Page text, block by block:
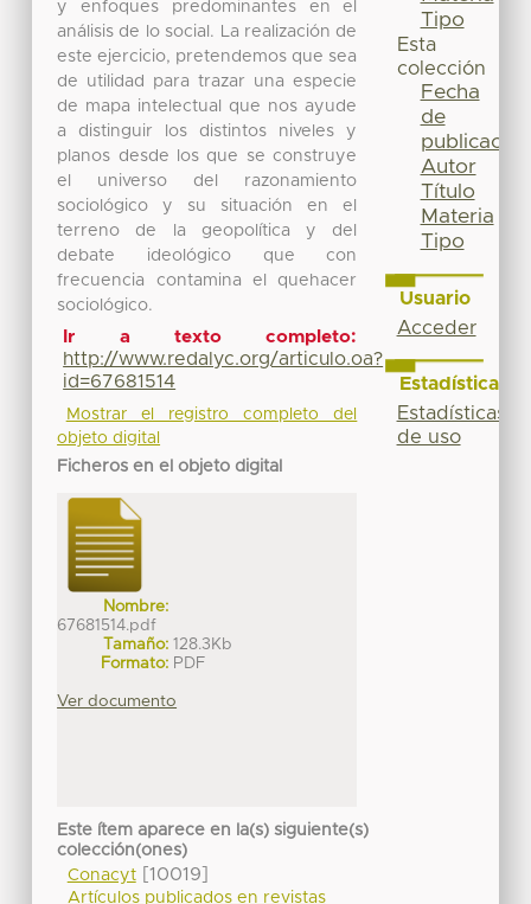
y enfoques predominantes en el
análisis de lo social. La realización de
este ejercicio, pretendemos que sea
de utilidad para trazar una especie
de mapa intelectual que nos ayude
a distinguir los distintos niveles y
planos desde los que se construye
el universo del razonamiento
sociológico y su situación en el
terreno de la geopolítica y del
debate ideológico que con
frecuencia contamina el quehacer
sociológico.
Ir a texto completo:
http://www.redalyc.org/articulo.oa?
id=67681514
Mostrar el registro completo del
objeto digital
Ficheros en el objeto digital
Nombre:
67681514.pdf
Tamaño: 128.3Kb
Formato: PDF
Ver documento
Este ítem aparece en la(s) siguiente(s)
colección(ones)
Conacyt[10019]
Artículos publicados en revistas
Tipo
Esta
colección
Fecha
de
publicación
Autor
Título
Materia
Tipo
Usuario
Acceder
Estadísticas
Estadísticas
de uso